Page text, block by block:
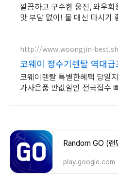
깔끔하고 구수한 웅진, 와우
맛 부담 없이! 물 대신 마시기
http://www.woongjin-
코웨이 정수기렌탈 역대급
반값할인
코웨이렌탈 특별한혜택 당일
가사은품 반값할인 전국접수
play.google.com